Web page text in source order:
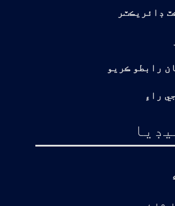
ڊائريڪٽر
رابطو ڪريو
راءِ